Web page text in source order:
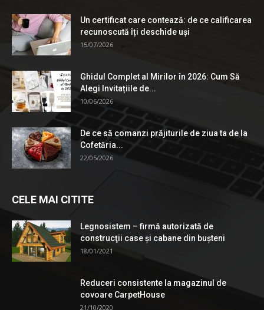
Un certificat care contează: de ce calificarea
recunoscută îți deschide uși
15/07/2026
Ghidul Complet al Mirilor în 2026: Cum Să
Alegi Invitațiile de...
10/06/2026
De ce să comanzi prăjiturile de ziua ta de la
Cofetăria...
22/05/2026
CELE MAI CITITE
Legnosistem – firmă autorizată de
construcţii case și cabane din bușteni
18/01/2021
Reduceri consistente la magazinul de
covoare CarpetHouse
21/10/2020